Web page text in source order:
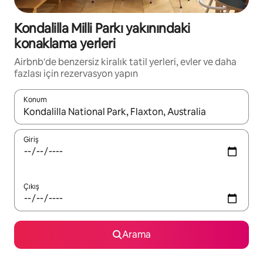
Kondalilla Milli Parkı yakınındaki
konaklama yerleri
Airbnb'de benzersiz kiralık tatil yerleri, evler ve daha
fazlası için rezervasyon yapın
Konum
Sonuçlar kullanılabilir olduğunda yukarı ve aşağı oklarıyla
Giriş
Çıkış
Arama